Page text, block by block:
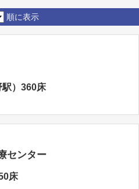
順に表示
）360床
センター
床